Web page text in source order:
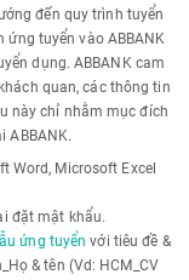
đến quy trình tuyển
ứng tuyển vào ABBANK
dụng. ABBANK cam
quan, các thông tin
này chỉ nhằm mục đích
ABBANK.
Word, Microsoft Excel
đặt mật khẩu.
ứng tuyển với tiêu đề &
& tên (Vd: HCM_CV